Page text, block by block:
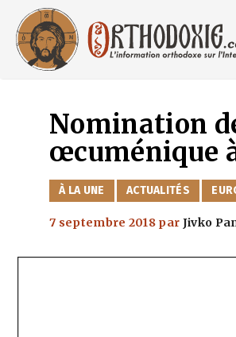
contenu
Nomination
œcuménique
CATÉGORIES
À LA UNE ACTUALITÉS
7 septembre 2018 par Jivko